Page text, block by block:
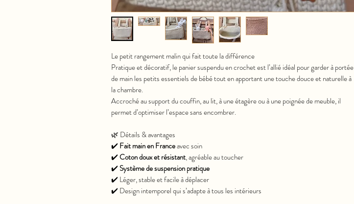
Le petit rangement malin qui fait toute la différence
Pratique et décoratif, le panier suspendu en crochet est l’allié idéal pour garder à portée
de main les petits essentiels de bébé tout en apportant une touche douce et naturelle à
la chambre.
Accroché au support du couffin, au lit, à une étagère ou à une poignée de meuble, il
permet d’optimiser l’espace sans encombrer.
🌿 Détails & avantages
✔️Fait main en Franceavec soin
✔️Coton doux et résistant, agréable au toucher
✔️Système de suspension pratique
✔️ Léger, stable et facile à déplacer
✔️ Design intemporel qui s’adapte à tous les intérieurs